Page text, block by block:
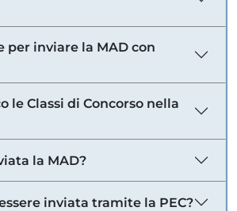
per inviare la MAD con
le Classi di Concorso nella
la MAD?
inviata tramite la PEC?